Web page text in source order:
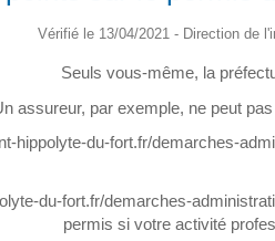
Vérifié le 13/04/2021 - Direction de
Seuls vous-même, la
assureur, par exemple, ne peut
hippolyte-du-fort.fr/demarches-
du-fort.fr/demarches-
permis si votre activité